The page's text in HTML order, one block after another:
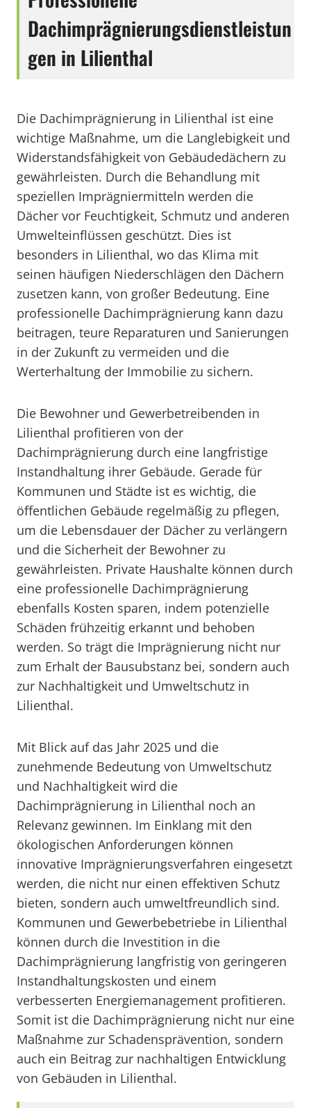
Dachimprägnierungsdienstleistun
gen in Lilienthal
Die Dachimprägnierung in Lilienthal ist eine
wichtige Maßnahme, um die Langlebigkeit und
Widerstandsfähigkeit von Gebäudedächern zu
gewährleisten. Durch die Behandlung mit
speziellen Imprägniermitteln werden die
Dächer vor Feuchtigkeit, Schmutz und anderen
Umwelteinflüssen geschützt. Dies ist
besonders in Lilienthal, wo das Klima mit
seinen häufigen Niederschlägen den Dächern
zusetzen kann, von großer Bedeutung. Eine
professionelle Dachimprägnierung kann dazu
beitragen, teure Reparaturen und Sanierungen
in der Zukunft zu vermeiden und die
Werterhaltung der Immobilie zu sichern.
Die Bewohner und Gewerbetreibenden in
Lilienthal profitieren von der
Dachimprägnierung durch eine langfristige
Instandhaltung ihrer Gebäude. Gerade für
Kommunen und Städte ist es wichtig, die
öffentlichen Gebäude regelmäßig zu pflegen,
um die Lebensdauer der Dächer zu verlängern
und die Sicherheit der Bewohner zu
gewährleisten. Private Haushalte können durch
eine professionelle Dachimprägnierung
ebenfalls Kosten sparen, indem potenzielle
Schäden frühzeitig erkannt und behoben
werden. So trägt die Imprägnierung nicht nur
zum Erhalt der Bausubstanz bei, sondern auch
zur Nachhaltigkeit und Umweltschutz in
Lilienthal.
Mit Blick auf das Jahr 2025 und die
zunehmende Bedeutung von Umweltschutz
und Nachhaltigkeit wird die
Dachimprägnierung in Lilienthal noch an
Relevanz gewinnen. Im Einklang mit den
ökologischen Anforderungen können
innovative Imprägnierungsverfahren eingesetzt
werden, die nicht nur einen effektiven Schutz
bieten, sondern auch umweltfreundlich sind.
Kommunen und Gewerbebetriebe in Lilienthal
können durch die Investition in die
Dachimprägnierung langfristig von geringeren
Instandhaltungskosten und einem
verbesserten Energiemanagement profitieren.
Somit ist die Dachimprägnierung nicht nur eine
Maßnahme zur Schadensprävention, sondern
auch ein Beitrag zur nachhaltigen Entwicklung
von Gebäuden in Lilienthal.